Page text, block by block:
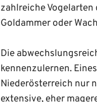
zahlreiche Vogelarten
Goldammer oder
Die
kennenzulernen.
Niederösterreich nur
extensive, eher